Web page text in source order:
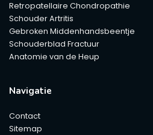
Retropatellaire Chondropathie
Schouder Artritis
Gebroken Middenhandsbeentje
Schouderblad Fractuur
Anatomie van de Heup
Navigatie
Contact
Sitemap